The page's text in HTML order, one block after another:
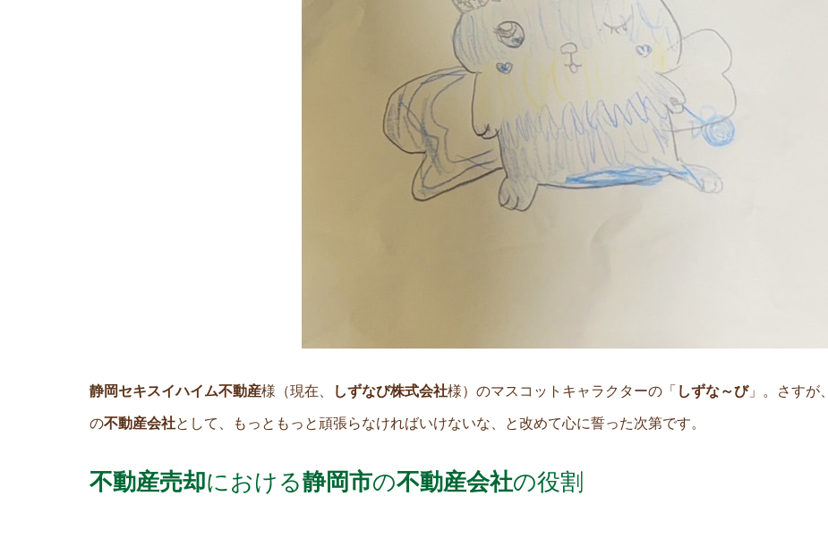
静岡セキスイハイム不動産様（現在、 しずなび株式会社様）のマスコットキャラクターの「 しずな～び」。さすが、
の不動産会社として、もっともっと頑張らなければいけないな、と改めて心に誓った次第です。
不動産売却における静岡市の不動産会社の役割